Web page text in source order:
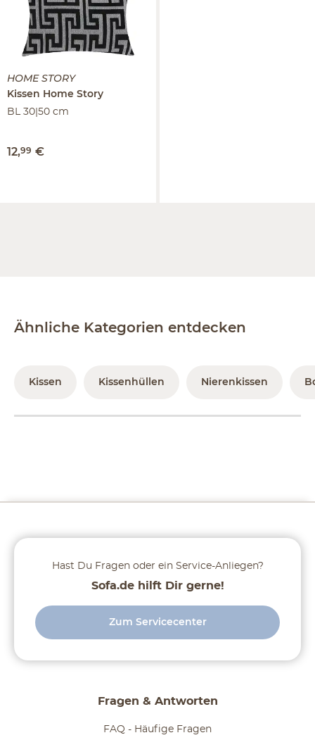
HOME STORY
Kissen Home Story
BL 30|50 cm
12,99 €
Ähnliche Kategorien entdecken
Kissen Kissenhüllen Nierenkissen
Fragen & Antworten
FAQ - Häufige Fragen
Hast Du Fragen oder ein Service-Anliegen?
Sofa.de hilft Dir gerne!
Zum Servicecenter